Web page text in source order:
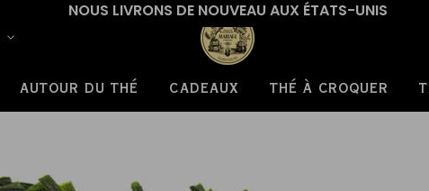
NOUS LIVRONS DE NOUVEAU AUX ÉTATS-UNIS
AUTOUR DU THÉ CADEAUX THÉ À CROQUER